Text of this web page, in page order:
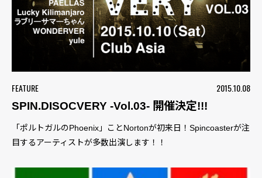
FEATURE
2015.10.08
SPIN.DISOCVERY -Vol.03- 開催決定!!!
「ポルトガルのPhoenix」ことNortonが初来日！Spincoasterが注
目するアーティストが多数出演します！！